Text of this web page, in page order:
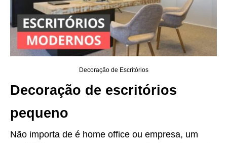
Decoração de Escritórios
Decoração de escritórios
pequeno
Não importa de é home office ou empresa, um